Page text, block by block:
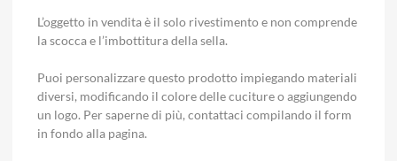
L’oggetto in vendita è il solo rivestimento e non comprende
la scocca e l’imbottitura della sella.
Puoi personalizzare questo prodotto impiegando materiali
diversi, modificando il colore delle cuciture o aggiungendo
un logo. Per saperne di più, contattaci compilando il form
in fondo alla pagina.